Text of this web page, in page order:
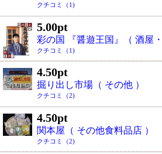
クチコミ（1)
5.00pt
彩の国 『醤遊王国』（ 酒屋・
クチコミ（1)
4.50pt
掘り出し市場（ その他 ）
クチコミ（2)
4.50pt
関本屋（ その他食料品店 ）
クチコミ（2)